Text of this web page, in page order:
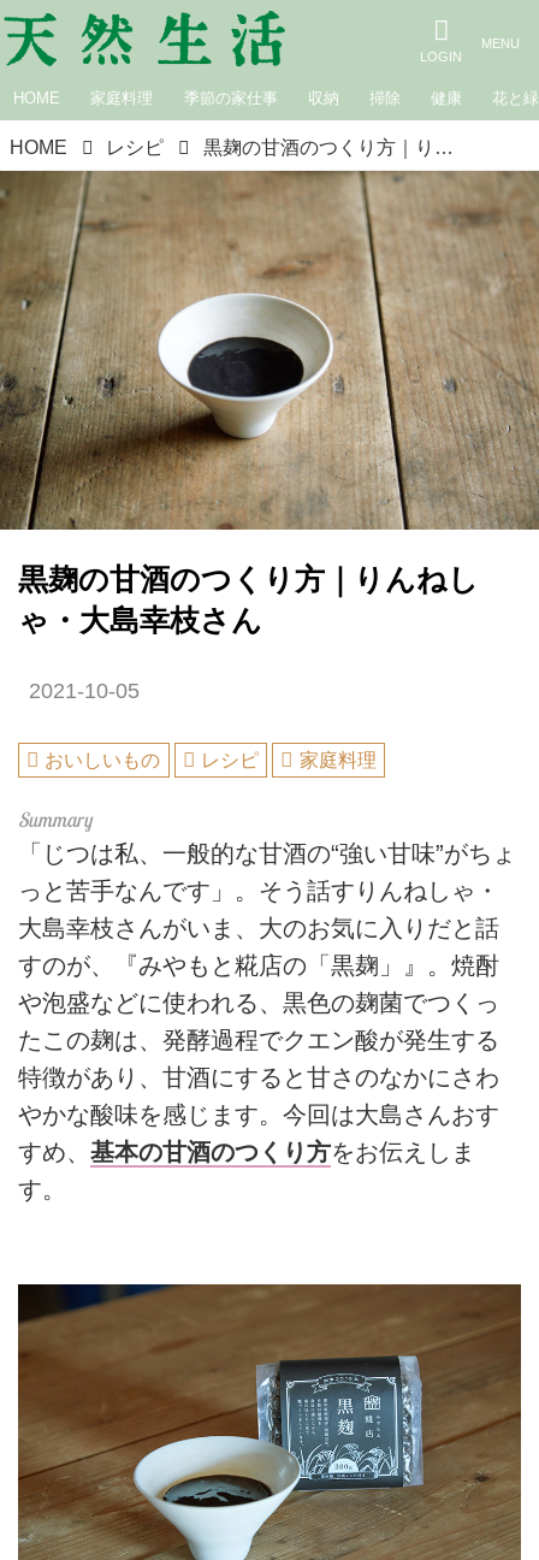
HOME 家庭料理 季節の家仕事 収納 掃除 健康 花と緑
HOME レシピ 黒麹の甘酒のつくり方｜りんねしゃ・大島幸枝さん
黒麹の甘酒のつくり方｜りんねし
ゃ・大島幸枝さん
2021-10-05
おいしいもの レシピ 家庭料理
「じつは私、一般的な甘酒の“強い甘味”がちょ
っと苦手なんです」。そう話すりんねしゃ・
大島幸枝さんがいま、大のお気に入りだと話
すのが、『みやもと糀店の「黒麹」』。焼酎
や泡盛などに使われる、黒色の麹菌でつくっ
たこの麹は、発酵過程でクエン酸が発生する
特徴があり、甘酒にすると甘さのなかにさわ
やかな酸味を感じます。今回は大島さんおす
すめ、 基本の甘酒のつくり方をお伝えしま
す。